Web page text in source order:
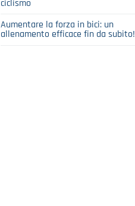
ciclismo
Aumentare la forza in bici: un
allenamento efficace fin da subito!